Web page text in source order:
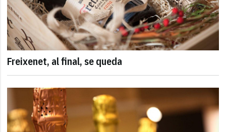
Freixenet, al final, se queda